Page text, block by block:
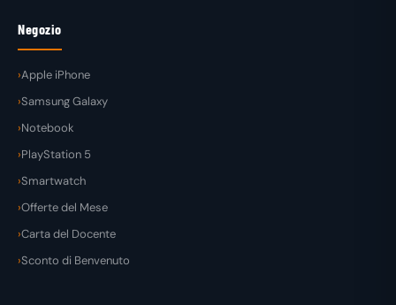
Negozio
Apple iPhone
Samsung Galaxy
Notebook
PlayStation 5
Smartwatch
Offerte del Mese
Carta del Docente
Sconto di Benvenuto